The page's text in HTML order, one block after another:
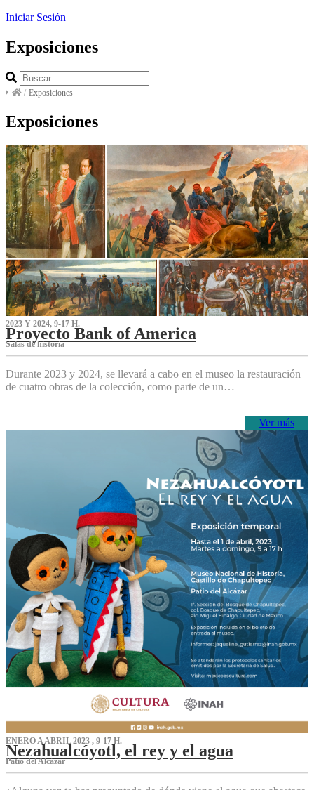
Iniciar Sesión
Exposiciones
/ Exposiciones
Exposiciones
2023 Y 2024, 9-17 H.
Proyecto Bank of America
S‌alas de historia
Durante 2023 y 2024, se llevará a cabo en el museo la restauración
de cuatro obras de la colección, como parte de un…
Ver más
ENERO A ABRIL 2023 , 9-17 H.
Nezahualcóyotl, el rey y el agua
Patio del Alcázar